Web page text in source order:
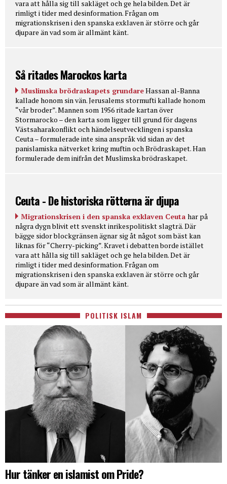
vara att hålla sig till sakläget och ge hela bilden. Det är
rimligt i tider med desinformation. Frågan om
migrationskrisen i den spanska exklaven är större och går
djupare än vad som är allmänt känt.
Så ritades Marockos karta
Muslimska brödraskapets grundareHassan al-Banna
kallade honom sin vän. Jerusalems stormufti kallade honom
“vår broder”. Mannen som 1956 ritade kartan över
Stormarocko – den karta som ligger till grund för dagens
Västsaharakonflikt och händelseutvecklingen i spanska
Ceuta – formulerade inte sina anspråk vid sidan av det
panislamiska nätverket kring muftin och Brödraskapet. Han
formulerade dem inifrån det Muslimska brödraskapet.
Ceuta - De historiska rötterna är djupa
Migrationskrisen i den spanska exklaven Ceuta har på
några dygn blivit ett svenskt inrikespolitiskt slagträ. Där
bägge sidor blockgränsen ägnar sig åt något som bäst kan
liknas för “Cherry-picking”. Kravet i debatten borde istället
vara att hålla sig till sakläget och ge hela bilden. Det är
rimligt i tider med desinformation. Frågan om
migrationskrisen i den spanska exklaven är större och går
djupare än vad som är allmänt känt.
POLITISK ISLAM
Hur tänker en islamist om Pride?